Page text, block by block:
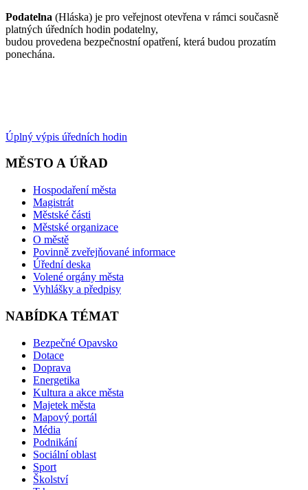
Podatelna (Hláska) je pro veřejnost otevřena v rámci současně
platných úředních hodin podatelny,
budou provedena bezpečnostní opatření, která budou prozatím
ponechána.
Úplný výpis úředních hodin
MĚSTO A ÚŘAD
Hospodaření města
Magistrát
Městské části
Městské organizace
O městě
Povinně zveřejňované informace
Úřední deska
Volené orgány města
Vyhlášky a předpisy
NABÍDKA TÉMAT
Bezpečné Opavsko
Dotace
Doprava
Energetika
Kultura a akce města
Majetek města
Mapový portál
Média
Podnikání
Sociální oblast
Sport
Školství